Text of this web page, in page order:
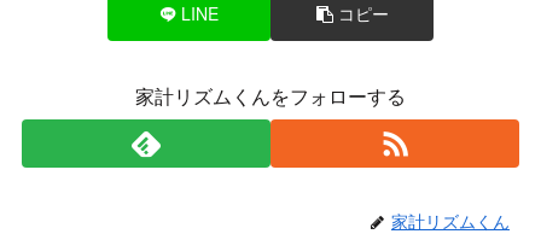
LINE コピー
家計リズムくんをフォローする
家計リズムくん